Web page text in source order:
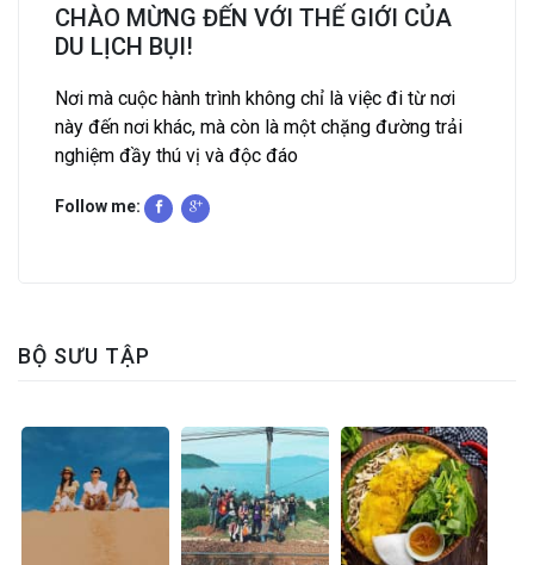
CHÀO MỪNG ĐẾN VỚI THẾ GIỚI CỦA
DU LỊCH BỤI!
Nơi mà cuộc hành trình không chỉ là việc đi từ nơi
này đến nơi khác, mà còn là một chặng đường trải
nghiệm đầy thú vị và độc đáo
Follow me:
BỘ SƯU TẬP